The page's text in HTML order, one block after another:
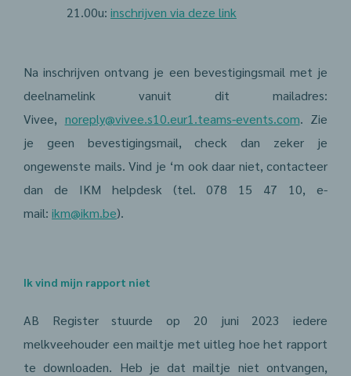
21.00u: inschrijven via deze link
Na inschrijven ontvang je een bevestigingsmail met je
deelnamelink vanuit dit mailadres:
Vivee, noreply@vivee.s10.eur1.teams-events.com. Zie
je geen bevestigingsmail, check dan zeker je
ongewenste mails. Vind je ‘m ook daar niet, contacteer
dan de IKM helpdesk (tel. 078 15 47 10, e-
mail: ikm@ikm.be).
Ik vind mijn rapport niet
AB Register stuurde op 20 juni 2023 iedere
melkveehouder een mailtje met uitleg hoe het rapport
te downloaden. Heb je dat mailtje niet ontvangen,